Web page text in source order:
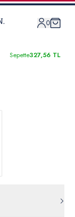
0
Sepette327,56 TL